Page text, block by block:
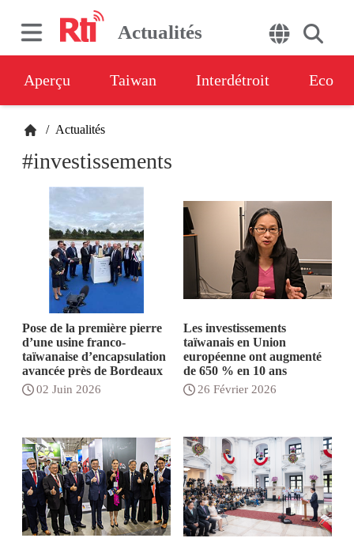
Actualités
Aperçu Taiwan Interdétroit Eco
/ Actualités
#investissements
Pose de la première pierre
d’une usine franco-
taïwanaise d’encapsulation
avancée près de Bordeaux
02 Juin 2026
Les investissements
taïwanais en Union
européenne ont augmenté
de 650 % en 10 ans
26 Février 2026